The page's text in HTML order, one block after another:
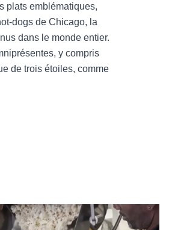
plats emblématiques,
dogs de Chicago, la
dans le monde entier.
y compris
de trois étoiles, comme